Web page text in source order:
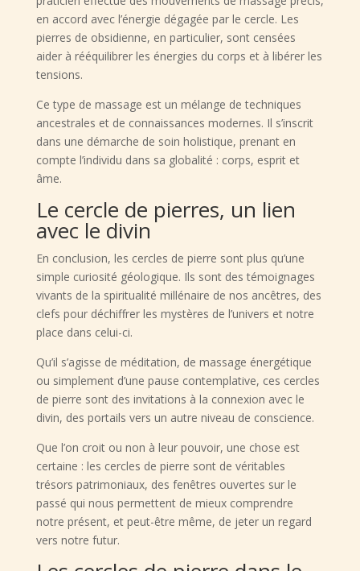
en accord avec l’énergie dégagée par le cercle. Les
pierres de obsidienne, en particulier, sont censées
aider à rééquilibrer les énergies du corps et à libérer les
tensions.
Ce type de massage est un mélange de techniques
ancestrales et de connaissances modernes. Il s’inscrit
dans une démarche de soin holistique, prenant en
compte l’individu dans sa globalité : corps, esprit et
âme.
Le cercle de pierres, un lien
avec le divin
En conclusion, les cercles de pierre sont plus qu’une
simple curiosité géologique. Ils sont des témoignages
vivants de la spiritualité millénaire de nos ancêtres, des
clefs pour déchiffrer les mystères de l’univers et notre
place dans celui-ci.
Qu’il s’agisse de méditation, de massage énergétique
ou simplement d’une pause contemplative, ces cercles
de pierre sont des invitations à la connexion avec le
divin, des portails vers un autre niveau de conscience.
Que l’on croit ou non à leur pouvoir, une chose est
certaine : les cercles de pierre sont de véritables
trésors patrimoniaux, des fenêtres ouvertes sur le
passé qui nous permettent de mieux comprendre
notre présent, et peut-être même, de jeter un regard
vers notre futur.